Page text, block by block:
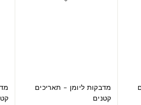
מדבקות ליומן - תאריכים
קטנים